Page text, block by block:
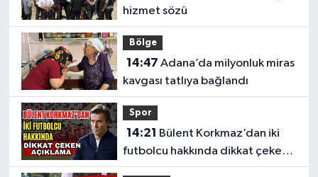
hizmet sözü
Bölge
14:47
kavgası tatlıya bağlandı
Spor
14:21
futbolcu hakkında dikkat çeken
açıklama